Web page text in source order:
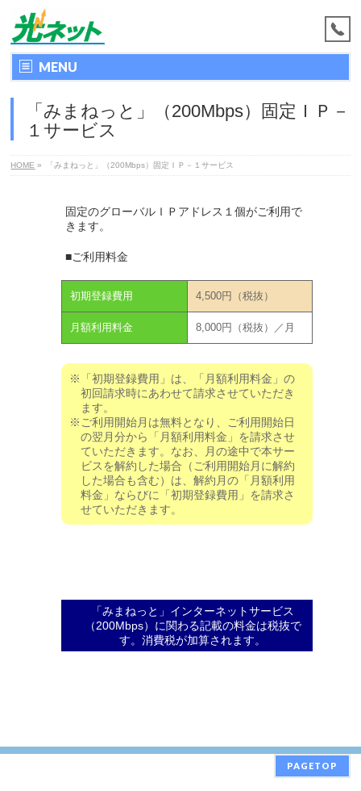
MENU
「みまねっと」（200Mbps）固定ＩＰ－
１サービス
HOME » 「みまねっと」（200Mbps）固定ＩＰ－１サービス
固定のグローバルＩＰアドレス１個がご利用で
きます。
■ご利用料金
初期登録費用 4,500円（税抜）
月額利用料金 8,000円（税抜）／月
※「初期登録費用」は、「月額利用料金」の
初回請求時にあわせて請求させていただき
ます。
※ご利用開始月は無料となり、ご利用開始日
の翌月分から「月額利用料金」を請求させ
ていただきます。なお、月の途中で本サー
ビスを解約した場合（ご利用開始月に解約
した場合も含む）は、解約月の「月額利用
料金」ならびに「初期登録費用」を請求さ
せていただきます。
「みまねっと」インターネットサービス
（200Mbps）に関わる記載の料金は税抜で
す。消費税が加算されます。
PAGETOP